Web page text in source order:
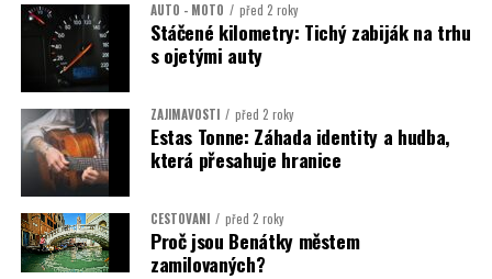
AUTO - MOTO před 2 roky
Stáčené kilometry: Tichý zabiják na trhu
s ojetými auty
ZAJÍMAVOSTI před 2 roky
Estas Tonne: Záhada identity a hudba,
která přesahuje hranice
CESTOVÁNÍ před 2 roky
Proč jsou Benátky městem
zamilovaných?